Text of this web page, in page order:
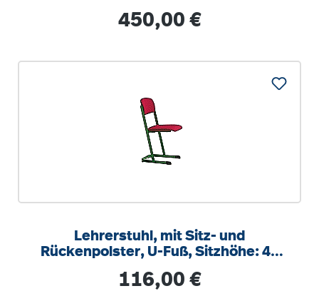
Regulärer Preis:
450,00 €
Lehrerstuhl, mit Sitz- und
Rückenpolster, U-Fuß, Sitzhöhe: 46
Regulärer Preis:
116,00 €